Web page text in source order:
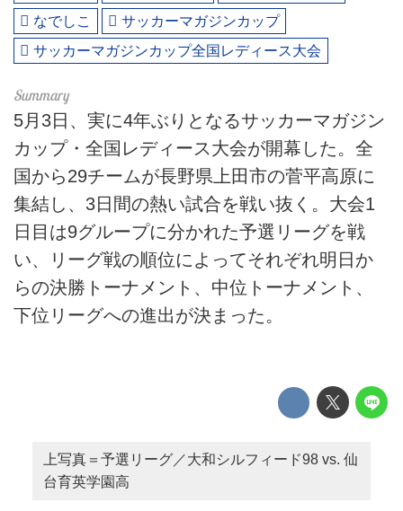
なでしこ
サッカーマガジンカップ
サッカーマガジンカップ全国レディース大会
5月3日、実に4年ぶりとなるサッカーマガジン
カップ・全国レディース大会が開幕した。全
国から29チームが長野県上田市の菅平高原に
集結し、3日間の熱い試合を戦い抜く。大会1
日目は9グループに分かれた予選リーグを戦
い、リーグ戦の順位によってそれぞれ明日か
らの決勝トーナメント、中位トーナメント、
下位リーグへの進出が決まった。
上写真＝予選リーグ／大和シルフィード98 vs. 仙
台育英学園高